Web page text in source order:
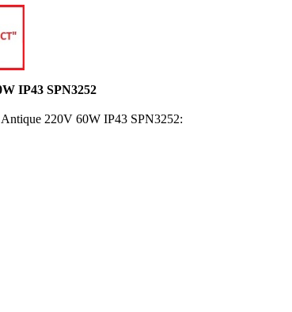
IP43 SPN3252
220V 60W IP43 SPN3252: